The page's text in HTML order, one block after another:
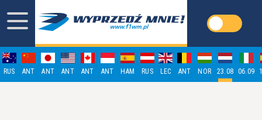
RUS ANT ANT ANT ANT ANT HAM RUS LEC ANT NOR 23.08 06.09